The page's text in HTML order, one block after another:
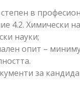
в
4.2. Химически
науки;
опит –
за